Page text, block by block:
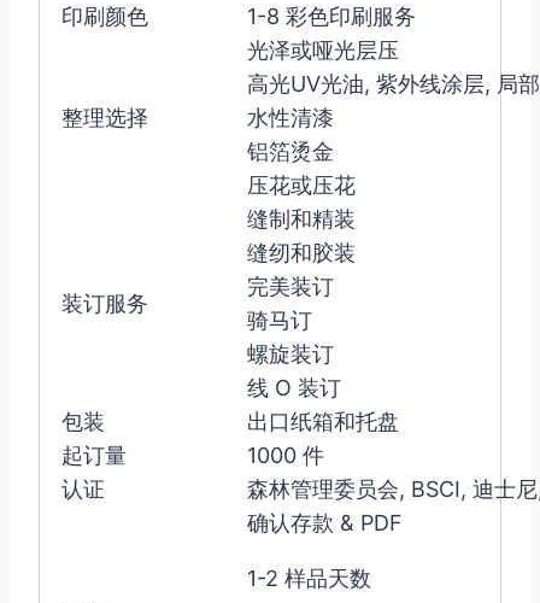
印刷颜色
1-8 彩色印刷服务
整理选择
光泽或哑光层压
高光UV光油, 紫外线涂层, 局
水性清漆
铝箔烫金
压花或压花
装订服务
缝制和精装
缝纫和胶装
完美装订
骑马订
螺旋装订
线 O 装订
包装
出口纸箱和托盘
起订量
1000 件
认证
森林管理委员会, BSCI, 迪士
确认存款 & PDF
1-2 样品天数